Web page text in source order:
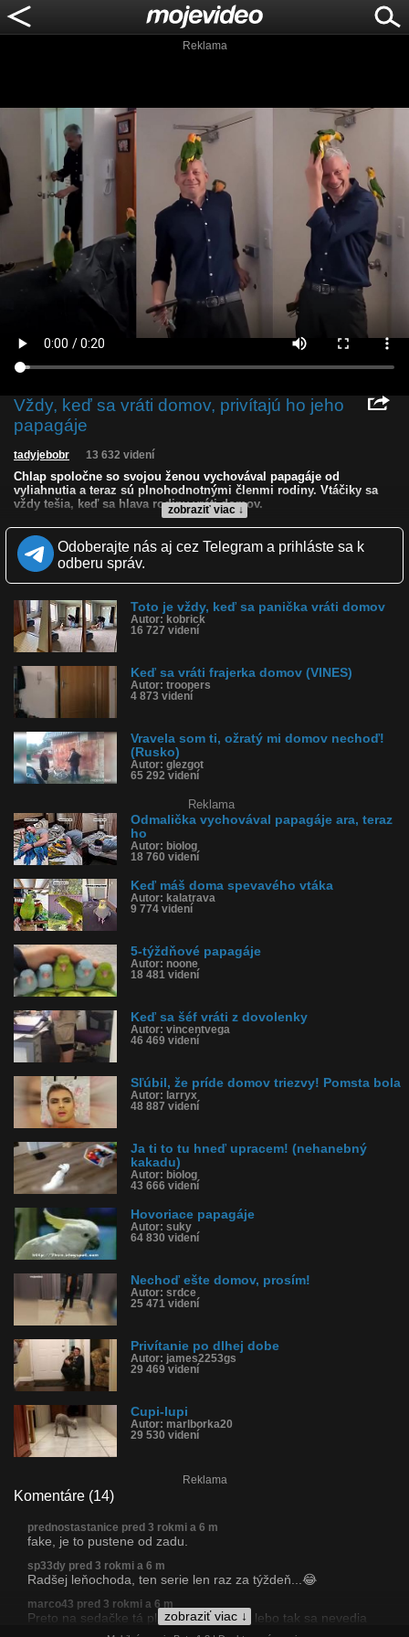
Reklama
Vždy, keď sa vráti domov, privítajú ho jeho
papagáje
zobraziť viac ↓
tadyjebobr 13 632 videní
Chlap spoločne so svojou ženou vychovával papagáje od
vyliahnutia a teraz sú plnohodnotnými členmi rodiny. Vtáčiky sa
vždy tešia, keď sa hlava rodiny vráti domov.
Kvalita:
Zverejnené: 22.1.2023 13:32
Páči sa: 93% (43 hlasov)
Dľžka: 0:20
Kategória: zvieratká
Tagy: papagáje, papagáje mu pristáli na hlave, papagáj pristál na
hlave, vtáky
História sledovanosti videa:
Odoberajte nás aj cez Telegram a prihláste sa k
odberu správ.
Toto je vždy, keď sa panička vráti domov
Autor: kobrick
16 727 videní
Keď sa vráti frajerka domov (VINES)
Autor: troopers
4 873 videní
Vravela som ti, ožratý mi domov nechoď!
(Rusko)
Autor: glezgot
65 292 videní
Reklama
Odmalička vychovával papagáje ara, teraz
ho
Autor: biolog
18 760 videní
Keď máš doma spevavého vtáka
Autor: kalatrava
9 774 videní
5-týždňové papagáje
Autor: noone
18 481 videní
Keď sa šéf vráti z dovolenky
Autor: vincentvega
46 469 videní
Sľúbil, že príde domov triezvy! Pomsta bola
Autor: larryx
48 887 videní
Ja ti to tu hneď upracem! (nehanebný
kakadu)
Autor: biolog
43 666 videní
Hovoriace papagáje
Autor: suky
64 830 videní
Nechoď ešte domov, prosím!
Autor: srdce
25 471 videní
Privítanie po dlhej dobe
Autor: james2253gs
29 469 videní
Cupi-lupi
Autor: marlborka20
29 530 videní
Reklama
Komentáre (14)
zobraziť viac ↓
prednostastanice pred 3 rokmi a 6 m
fake, je to pustene od zadu.
sp33dy pred 3 rokmi a 6 m
Radšej leňochoda, ten serie len raz za týždeň...😂
marco43 pred 3 rokmi a 6 m
Preto na sedačke tá plachta... obsratá, lebo tak sa nevedia
dočkať pánka :v